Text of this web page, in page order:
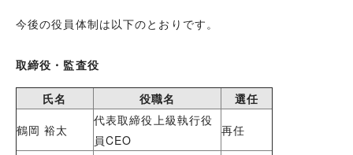
今後の役員体制は以下のとおりです。
取締役・監査役
氏名 役職名
選任
鶴岡 裕太
代表取締役上級執行役
員CEO
再任